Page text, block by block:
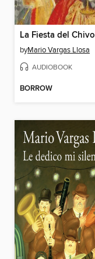
La Fiesta del Chivo
byMario Vargas Llosa
AUDIOBOOK
BORROW